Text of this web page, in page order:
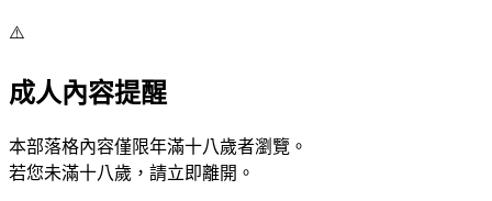
⚠️
成人內容提醒
本部落格內容僅限年滿十八歲者瀏覽。
若您未滿十八歲，請立即離開。